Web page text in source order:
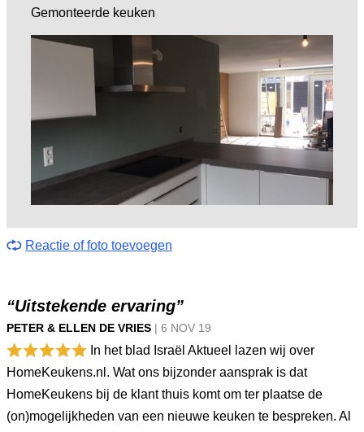
Gemonteerde keuken
Reactie of foto toevoegen
“Uitstekende ervaring”
PETER & ELLEN DE VRIES | 6 NOV 19
In het blad Israël Aktueel lazen wij over
HomeKeukens.nl. Wat ons bijzonder aansprak is dat
HomeKeukens bij de klant thuis komt om ter plaatse de
(on)mogelijkheden van een nieuwe keuken te bespreken. Al